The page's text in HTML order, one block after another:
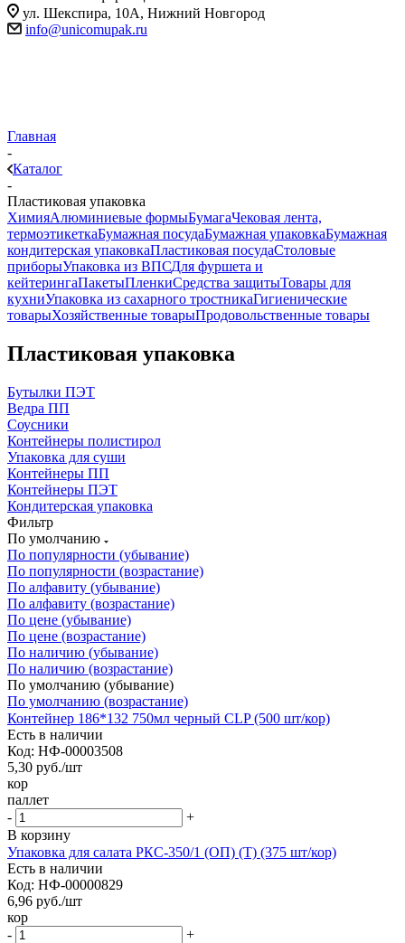
ул. Шекспира, 10А, Нижний Новгород
info@unicomupak.ru
Главная
-
Каталог
-
Пластиковая упаковка
ХимияАлюминиевые формыБумагаЧековая лента,
термоэтикеткаБумажная посудаБумажная упаковкаБумажная
кондитерская упаковкаПластиковая посудаСтоловые
приборыУпаковка из ВПСДля фуршета и
кейтерингаПакетыПленкиСредства защитыТовары для
кухниУпаковка из сахарного тростникаГигиенические
товарыХозяйственные товарыПродовольственные товары
Пластиковая упаковка
Бутылки ПЭТ
Ведра ПП
Соусники
Контейнеры полистирол
Упаковка для суши
Контейнеры ПП
Контейнеры ПЭТ
Кондитерская упаковка
Фильтр
По умолчанию
По популярности (убывание)
По популярности (возрастание)
По алфавиту (убывание)
По алфавиту (возрастание)
По цене (убывание)
По цене (возрастание)
По наличию (убывание)
По наличию (возрастание)
По умолчанию (убывание)
По умолчанию (возрастание)
Контейнер 186*132 750мл черный CLP (500 шт/кор)
Есть в наличии
Код: НФ-00003508
5,30 руб./шт
кор
паллет
-
+
В корзину
Упаковка для салата РКС-350/1 (ОП) (Т) (375 шт/кор)
Есть в наличии
Код: НФ-00000829
6,96 руб./шт
кор
-
+